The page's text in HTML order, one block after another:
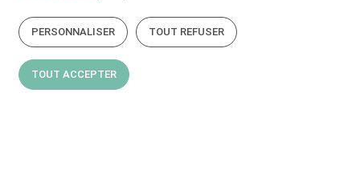
PERSONNALISER TOUT REFUSER
TOUT ACCEPTER